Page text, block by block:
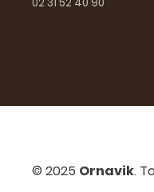
© 2025 Ornavik.